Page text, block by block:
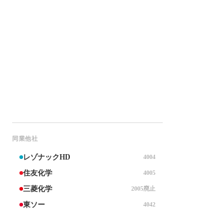
同業他社
レゾナックHD 4004
住友化学 4005
三菱化学 2005廃止
東ソー 4042